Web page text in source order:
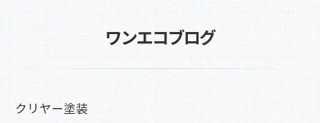
ワンエコブログ
クリヤー塗装